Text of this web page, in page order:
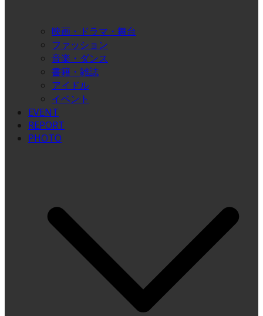
映画・ドラマ・舞台
ファッション
音楽・ダンス
書籍・雑誌
アイドル
イベント
EVENT
REPORT
PHOTO